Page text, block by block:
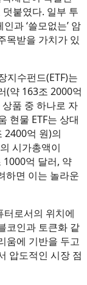
붙였다. 일부 투
과 ‘쓸모없는’ 암
목받을 가치가 있
지수펀드(ETF)는
(약 163조 2000억
품 중 하나로 자
현물 ETF는 상대
2400억 원)의
시가총액이
억 달러, 약
하면 이는 놀라운
로서의 위치에
코인과 토큰화 같
움에 기반을 두고
압도적인 시장 점